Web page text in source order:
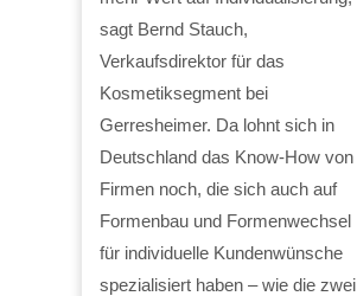
sagt Bernd Stauch,
Verkaufsdirektor für das
Kosmetiksegment bei
Gerresheimer. Da lohnt sich in
Deutschland das Know-How von
Firmen noch, die sich auch auf
Formenbau und Formenwechsel
für individuelle Kundenwünsche
spezialisiert haben – wie die zwei